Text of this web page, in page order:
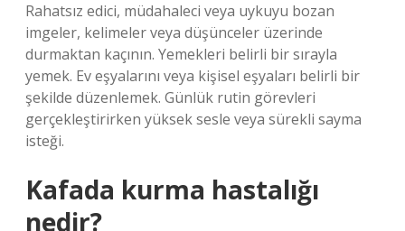
Rahatsız edici, müdahaleci veya uykuyu bozan
imgeler, kelimeler veya düşünceler üzerinde
durmaktan kaçının. Yemekleri belirli bir sırayla
yemek. Ev eşyalarını veya kişisel eşyaları belirli bir
şekilde düzenlemek. Günlük rutin görevleri
gerçekleştirirken yüksek sesle veya sürekli sayma
isteği.
Kafada kurma hastalığı
nedir?